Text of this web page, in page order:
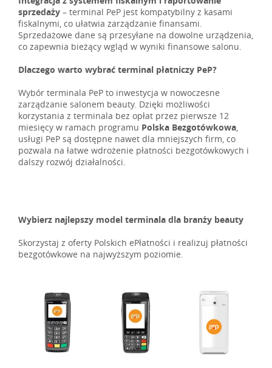
sprzedaży – terminal PeP jest kompatybilny z kasami
fiskalnymi, co ułatwia zarządzanie finansami.
Sprzedażowe dane są przesyłane na dowolne urządzenia,
co zapewnia bieżący wgląd w wyniki finansowe salonu.
Dlaczego warto wybrać terminal płatniczy PeP?
Wybór terminala PeP to inwestycja w nowoczesne
zarządzanie salonem beauty. Dzięki możliwości
korzystania z terminala bez opłat przez pierwsze 12
miesięcy w ramach programu Polska Bezgotówkowa,
usługi PeP są dostępne nawet dla mniejszych firm, co
pozwala na łatwe wdrożenie płatności bezgotówkowych i
dalszy rozwój działalności.
Wybierz najlepszy model terminala dla branży beauty
Skorzystaj z oferty Polskich ePłatności i realizuj płatności
bezgotówkowe na najwyższym poziomie.